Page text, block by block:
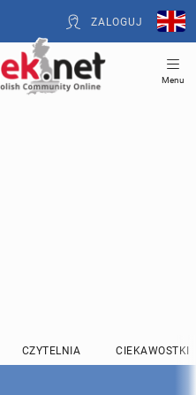
ZALOGUJ
Menu
CZYTELNIA CIEKAWOSTKI